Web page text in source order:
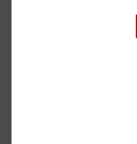
bouillon er beetje voor
rijst het vocht heeft
doperwten erdoor. Na